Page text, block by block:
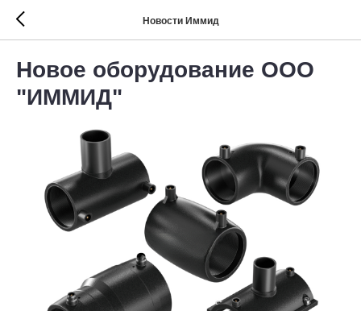
Новости Иммид
Новое оборудование ООО
"ИММИД"